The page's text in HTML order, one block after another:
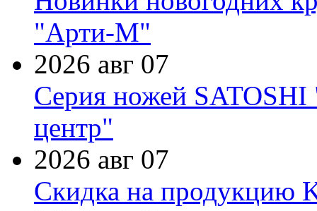
"Арти-М"
2026 авг 07
Серия ножей
центр"
2026 авг 07
Скидка на продукцию